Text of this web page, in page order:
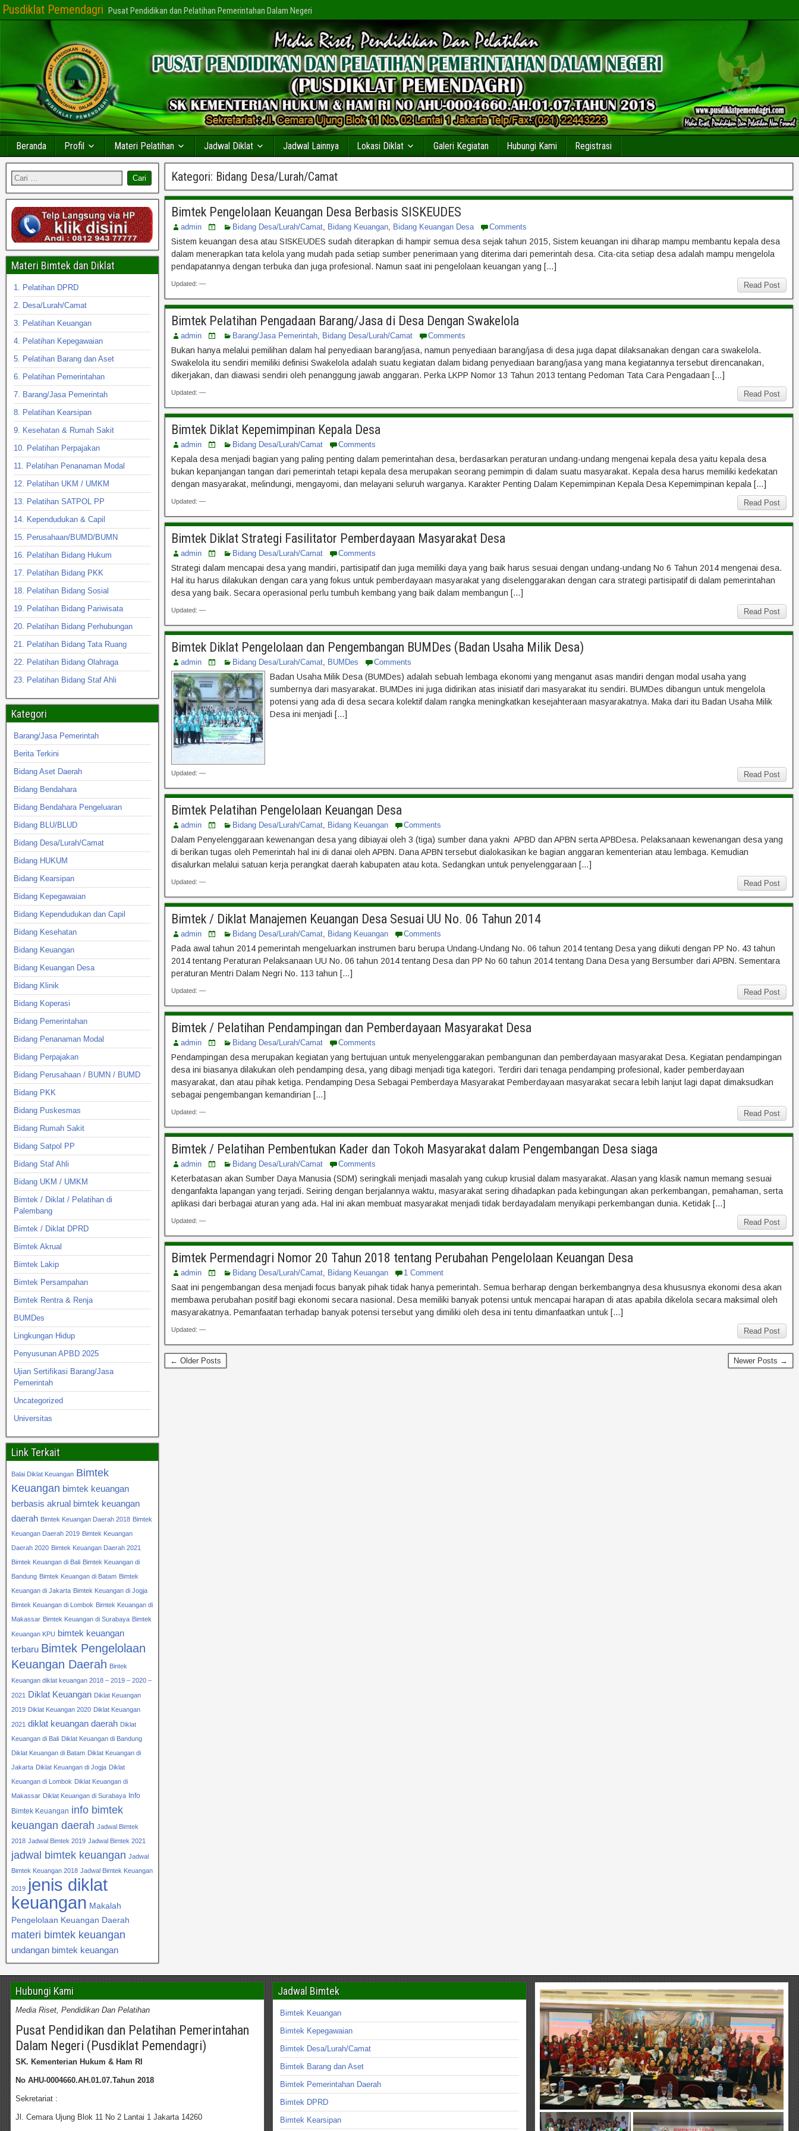
Pusdiklat Pemendagri Pusat Pendidikan dan Pelatihan Pemerintahan Dalam Negeri
Beranda Profil Materi Pelatihan Jadwal Diklat Jadwal Lainnya Lokasi Diklat Galeri Kegiatan Hubungi Kami Registrasi
Kategori: Bidang Desa/Lurah/Camat
Bimtek Pengelolaan Keuangan Desa Berbasis SISKEUDES
admin Bidang Desa/Lurah/Camat, Bidang Keuangan, Bidang Keuangan Desa Comments
Sistem keuangan desa atau SISKEUDES sudah diterapkan di hampir semua desa sejak tahun 2015, Sistem keuangan ini diharap mampu membantu kepala desa
dalam menerapkan tata kelola yang mudah pada setiap sumber penerimaan yang diterima dari pemerintah desa. Cita-cita setiap desa adalah mampu mengelola
pendapatannya dengan terbuka dan juga profesional. Namun saat ini pengelolaan keuangan yang […]
Read Post
Updated: —
Bimtek Pelatihan Pengadaan Barang/Jasa di Desa Dengan Swakelola
admin Barang/Jasa Pemerintah, Bidang Desa/Lurah/Camat Comments
Bukan hanya melalui pemilihan dalam hal penyediaan barang/jasa, namun penyediaan barang/jasa di desa juga dapat dilaksanakan dengan cara swakelola.
Swakelola itu sendiri memiliki definisi Swakelola adalah suatu kegiatan dalam bidang penyediaan barang/jasa yang mana kegiatannya tersebut direncanakan,
dikerjakan, dan diawasi sendiri oleh penanggung jawab anggaran. Perka LKPP Nomor 13 Tahun 2013 tentang Pedoman Tata Cara Pengadaan […]
Read Post
Updated: —
Bimtek Diklat Kepemimpinan Kepala Desa
admin Bidang Desa/Lurah/Camat Comments
Kepala desa menjadi bagian yang paling penting dalam pemerintahan desa, berdasarkan peraturan undang-undang mengenai kepala desa yaitu kepala desa
bukan kepanjangan tangan dari pemerintah tetapi kepala desa merupakan seorang pemimpin di dalam suatu masyarakat. Kepala desa harus memiliki kedekatan
dengan masyarakat, melindungi, mengayomi, dan melayani seluruh warganya. Karakter Penting Dalam Kepemimpinan Kepala Desa Kepemimpinan kepala […]
Read Post
Updated: —
Bimtek Diklat Strategi Fasilitator Pemberdayaan Masyarakat Desa
admin Bidang Desa/Lurah/Camat Comments
Strategi dalam mencapai desa yang mandiri, partisipatif dan juga memiliki daya yang baik harus sesuai dengan undang-undang No 6 Tahun 2014 mengenai desa.
Hal itu harus dilakukan dengan cara yang fokus untuk pemberdayaan masyarakat yang diselenggarakan dengan cara strategi partisipatif di dalam pemerintahan
desa yang baik. Secara operasional perlu tumbuh kembang yang baik dalam membangun […]
Read Post
Updated: —
Bimtek Diklat Pengelolaan dan Pengembangan BUMDes (Badan Usaha Milik Desa)
admin Bidang Desa/Lurah/Camat, BUMDes Comments
Badan Usaha Milik Desa (BUMDes) adalah sebuah lembaga ekonomi yang menganut asas mandiri dengan modal usaha yang
sumbernya dari masyarakat. BUMDes ini juga didirikan atas inisiatif dari masyarakat itu sendiri. BUMDes dibangun untuk mengelola
potensi yang ada di desa secara kolektif dalam rangka meningkatkan kesejahteraan masyarakatnya. Maka dari itu Badan Usaha Milik
Desa ini menjadi […]
Read Post
Updated: —
Bimtek Pelatihan Pengelolaan Keuangan Desa
admin Bidang Desa/Lurah/Camat, Bidang Keuangan Comments
Dalam Penyelenggaraan kewenangan desa yang dibiayai oleh 3 (tiga) sumber dana yakni APBD dan APBN serta APBDesa. Pelaksanaan kewenangan desa yang
di berikan tugas oleh Pemerintah hal ini di danai oleh APBN. Dana APBN tersebut dialokasikan ke bagian anggaran kementerian atau lembaga. Kemudian
disalurkan melalui satuan kerja perangkat daerah kabupaten atau kota. Sedangkan untuk penyelenggaraan […]
Read Post
Updated: —
Bimtek / Diklat Manajemen Keuangan Desa Sesuai UU No. 06 Tahun 2014
admin Bidang Desa/Lurah/Camat, Bidang Keuangan Comments
Pada awal tahun 2014 pemerintah mengeluarkan instrumen baru berupa Undang-Undang No. 06 tahun 2014 tentang Desa yang diikuti dengan PP No. 43 tahun
2014 tentang Peraturan Pelaksanaan UU No. 06 tahun 2014 tentang Desa dan PP No 60 tahun 2014 tentang Dana Desa yang Bersumber dari APBN. Sementara
peraturan Mentri Dalam Negri No. 113 tahun […]
Read Post
Updated: —
Bimtek / Pelatihan Pendampingan dan Pemberdayaan Masyarakat Desa
admin Bidang Desa/Lurah/Camat Comments
Pendampingan desa merupakan kegiatan yang bertujuan untuk menyelenggarakan pembangunan dan pemberdayaan masyarakat Desa. Kegiatan pendampingan
desa ini biasanya dilakukan oleh pendamping desa, yang dibagi menjadi tiga kategori. Terdiri dari tenaga pendamping profesional, kader pemberdayaan
masyarakat, dan atau pihak ketiga. Pendamping Desa Sebagai Pemberdaya Masyarakat Pemberdayaan masyarakat secara lebih lanjut lagi dapat dimaksudkan
sebagai pengembangan kemandirian […]
Read Post
Updated: —
Bimtek / Pelatihan Pembentukan Kader dan Tokoh Masyarakat dalam Pengembangan Desa siaga
admin Bidang Desa/Lurah/Camat Comments
Keterbatasan akan Sumber Daya Manusia (SDM) seringkali menjadi masalah yang cukup krusial dalam masyarakat. Alasan yang klasik namun memang sesuai
denganfakta lapangan yang terjadi. Seiring dengan berjalannya waktu, masyarakat sering dihadapkan pada kebingungan akan perkembangan, pemahaman, serta
aplikasi dari berbagai aturan yang ada. Hal ini akan membuat masyarakat menjadi tidak berdayadalam menyikapi perkembangan dunia. Ketidak […]
Read Post
Updated: —
Bimtek Permendagri Nomor 20 Tahun 2018 tentang Perubahan Pengelolaan Keuangan Desa
admin Bidang Desa/Lurah/Camat, Bidang Keuangan 1 Comment
Saat ini pengembangan desa menjadi focus banyak pihak tidak hanya pemerintah. Semua berharap dengan berkembangnya desa khususnya ekonomi desa akan
membawa perubahan positif bagi ekonomi secara nasional. Desa memiliki banyak potensi untuk mencapai harapan di atas apabila dikelola secara maksimal oleh
masyarakatnya. Pemanfaatan terhadap banyak potensi tersebut yang dimiliki oleh desa ini tentu dimanfaatkan untuk […]
Read Post
Updated: —
← Older Posts Newer Posts →
Materi Bimtek dan Diklat
1. Pelatihan DPRD
2. Desa/Lurah/Camat
3. Pelatihan Keuangan
4. Pelatihan Kepegawaian
5. Pelatihan Barang dan Aset
6. Pelatihan Pemerintahan
7. Barang/Jasa Pemerintah
8. Pelatihan Kearsipan
9. Kesehatan & Rumah Sakit
10. Pelatihan Perpajakan
11. Pelatihan Penanaman Modal
12. Pelatihan UKM / UMKM
13. Pelatihan SATPOL PP
14. Kependudukan & Capil
15. Perusahaan/BUMD/BUMN
16. Pelatihan Bidang Hukum
17. Pelatihan Bidang PKK
18. Pelatihan Bidang Sosial
19. Pelatihan Bidang Pariwisata
20. Pelatihan Bidang Perhubungan
21. Pelatihan Bidang Tata Ruang
22. Pelatihan Bidang Olahraga
23. Pelatihan Bidang Staf Ahli
Kategori
Barang/Jasa Pemerintah
Berita Terkini
Bidang Aset Daerah
Bidang Bendahara
Bidang Bendahara Pengeluaran
Bidang BLU/BLUD
Bidang Desa/Lurah/Camat
Bidang HUKUM
Bidang Kearsipan
Bidang Kepegawaian
Bidang Kependudukan dan Capil
Bidang Kesehatan
Bidang Keuangan
Bidang Keuangan Desa
Bidang Klinik
Bidang Koperasi
Bidang Pemerintahan
Bidang Penanaman Modal
Bidang Perpajakan
Bidang Perusahaan / BUMN / BUMD
Bidang PKK
Bidang Puskesmas
Bidang Rumah Sakit
Bidang Satpol PP
Bidang Staf Ahli
Bidang UKM / UMKM
Bimtek / Diklat / Pelatihan di
Palembang
Bimtek / Diklat DPRD
Bimtek Akrual
Bimtek Lakip
Bimtek Persampahan
Bimtek Rentra & Renja
BUMDes
Lingkungan Hidup
Penyusunan APBD 2025
Ujian Sertifikasi Barang/Jasa
Pemerintah
Uncategorized
Universitas
Link Terkait
Balai Diklat Keuangan Bimtek
Keuangan bimtek keuangan
berbasis akrual bimtek keuangan
daerah Bimtek Keuangan Daerah 2018 Bimtek
Keuangan Daerah 2019 Bimtek Keuangan
Daerah 2020 Bimtek Keuangan Daerah 2021
Bimtek Keuangan di Bali Bimtek Keuangan di
Bandung Bimtek Keuangan di Batam Bimtek
Keuangan di Jakarta Bimtek Keuangan di Jogja
Bimtek Keuangan di Lombok Bimtek Keuangan di
Makassar Bimtek Keuangan di Surabaya Bimtek
Keuangan KPU bimtek keuangan
terbaru Bimtek Pengelolaan
Keuangan Daerah Bintek
Keuangan diklat keuangan 2018 – 2019 – 2020 –
2021 Diklat Keuangan Diklat Keuangan
2019 Diklat Keuangan 2020 Diklat Keuangan
2021 diklat keuangan daerah Diklat
Keuangan di Bali Diklat Keuangan di Bandung
Diklat Keuangan di Batam Diklat Keuangan di
Jakarta Diklat Keuangan di Jogja Diklat
Keuangan di Lombok Diklat Keuangan di
Makassar Diklat Keuangan di Surabaya Info
Bimtek Keuangan info bimtek
keuangan daerah Jadwal Bimtek
2018 Jadwal Bimtek 2019 Jadwal Bimtek 2021
jadwal bimtek keuangan Jadwal
Bimtek Keuangan 2018 Jadwal Bimtek Keuangan
2019 jenis diklat
keuangan Makalah
Pengelolaan Keuangan Daerah
materi bimtek keuangan
undangan bimtek keuangan
Hubungi Kami
Media Riset, Pendidikan Dan Pelatihan
Pusat Pendidikan dan Pelatihan Pemerintahan
Dalam Negeri (Pusdiklat Pemendagri)
SK. Kementerian Hukum & Ham RI
No AHU-0004660.AH.01.07.Tahun 2018
Sekretariat :
Jl. Cemara Ujung Blok 11 No 2 Lantai 1 Jakarta 14260
Jadwal Bimtek
Bimtek Keuangan
Bimtek Kepegawaian
Bimtek Desa/Lurah/Camat
Bimtek Barang dan Aset
Bimtek Pemerintahan Daerah
Bimtek DPRD
Bimtek Kearsipan